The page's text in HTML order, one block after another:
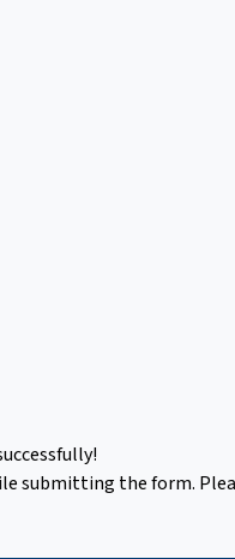
submitting the form.